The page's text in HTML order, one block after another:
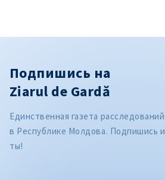
Подпишись на
Ziarul de Gardă
Единственная газета расследований
в Республике Молдова. Подпишись и
ты!